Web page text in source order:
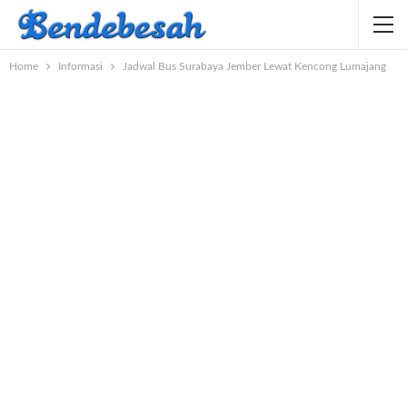
Home Informasi Jadwal Bus Surabaya Jember Lewat Kencong Lumajang